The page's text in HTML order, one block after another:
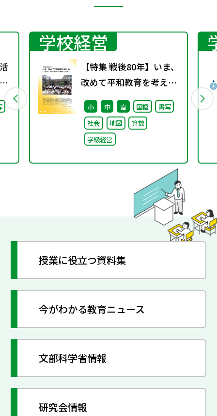
学校経営
【特集 戦後80年】いま、
改めて平和教育を考え
る〜「あの日」を語り継
ぐ本川小学校の子どもた
ち〜
小 中 高 国語
書写
社会
地図
算数
学級経営
授業に役立つ資料集
今がわかる教育ニュース
文部科学省情報
研究会情報